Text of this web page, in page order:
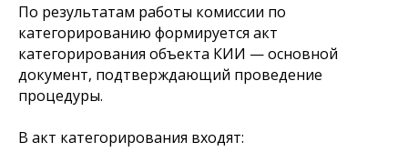
По результатам работы комиссии по
категорированию формируется акт
категорирования объекта КИИ — основной
документ, подтверждающий проведение
процедуры.
В акт категорирования входят: